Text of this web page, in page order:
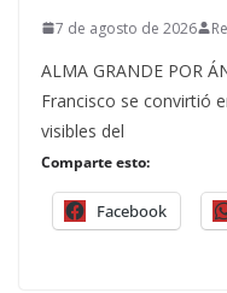
7 de agosto de 2026
ALMA GRANDE POR
Francisco se convirtió
visibles del
Comparte esto:
Facebook